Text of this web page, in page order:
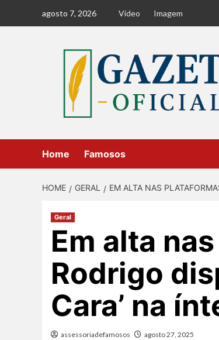
agosto 7, 2026 Vídeo Imagem
Home Famosos
HOME GERAL EM ALTA NAS
Geral
Em alta
Rodrigo
Cara’ na
assessoriadefamosos agosto 27, 2025